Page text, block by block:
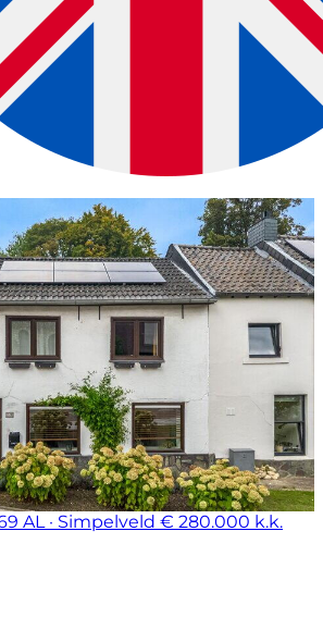
AL · Simpelveld € 280.000 k.k.